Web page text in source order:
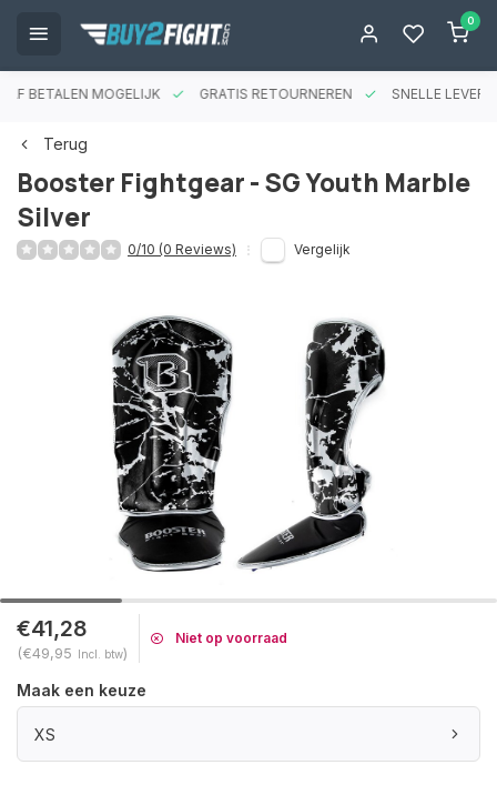
0
BETALEN MOGELIJK GRATIS RETOURNEREN SNELLE
Terug
Booster Fightgear - SG Youth Marble
Silver
0/10 (0 Reviews) Vergelijk
€41,28
(€49,95 Incl. btw)
Niet op voorraad
Maak een keuze
XS